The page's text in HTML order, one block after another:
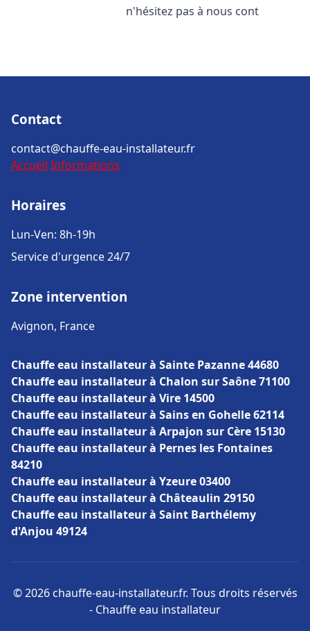
n'hésitez pas à nous cont
Contact
contact@chauffe-eau-installateur.fr
Accueil Informations
Horaires
Lun-Ven: 8h-19h
Service d'urgence 24/7
Zone intervention
Avignon, France
Chauffe eau installateur à Sainte Pazanne 44680
Chauffe eau installateur à Chalon sur Saône 71100
Chauffe eau installateur à Vire 14500
Chauffe eau installateur à Sains en Gohelle 62114
Chauffe eau installateur à Arpajon sur Cère 15130
Chauffe eau installateur à Pernes les Fontaines
84210
Chauffe eau installateur à Yzeure 03400
Chauffe eau installateur à Châteaulin 29150
Chauffe eau installateur à Saint Barthélemy
d'Anjou 49124
© 2026 chauffe-eau-installateur.fr. Tous droits réservés
- Chauffe eau installateur